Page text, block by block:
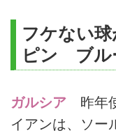
フケない
ピン ブル
ガルシア 昨年
イアンは、ソー